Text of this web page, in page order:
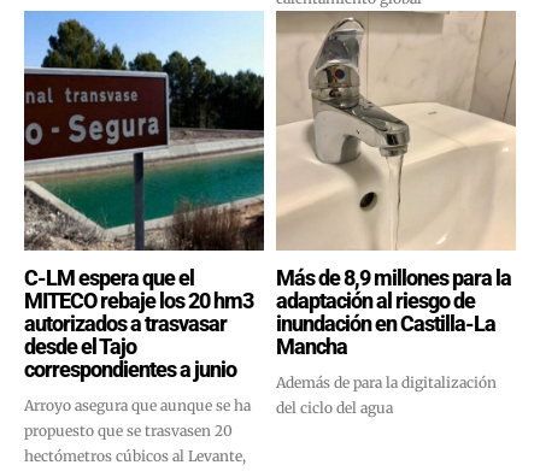
C-LM espera que el
MITECO rebaje los 20 hm3
autorizados a trasvasar
desde el Tajo
correspondientes a junio
Arroyo asegura que aunque se ha
propuesto que se trasvasen 20
hectómetros cúbicos al Levante,
Más de 8,9 millones para la
adaptación al riesgo de
inundación en Castilla-La
Mancha
Además de para la digitalización
del ciclo del agua